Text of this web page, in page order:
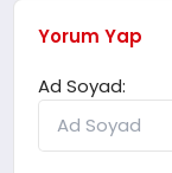
Yorum Yap
Ad Soyad: